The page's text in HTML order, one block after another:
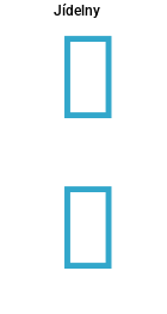
Jídelny

